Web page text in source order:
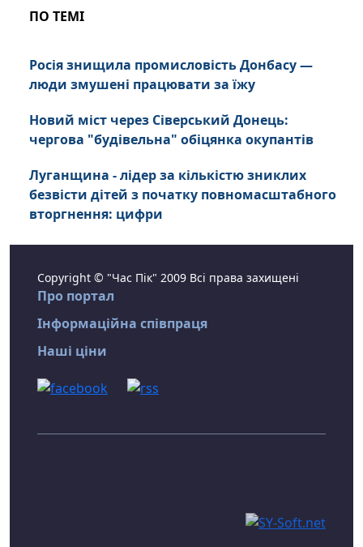
ПО ТЕМІ
Росія знищила промисловість Донбасу —
люди змушені працювати за їжу
Новий міст через Сіверський Донець:
чергова "будівельна" обіцянка окупантів
Луганщина - лідер за кількістю зниклих
безвісти дітей з початку повномасштабного
вторгнення: цифри
Copyright © "Час Пік" 2009 Всі права захищені
Про портал
Інформаційна співпраця
Наші ціни